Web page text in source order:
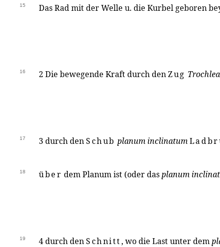
15 Das Rad mit der Welle u. die Kurbel geboren
16 2 Die bewegende Kraft durch denZug Trochlea
17 3 durch denSchub planum inclinatum
18 über dem Planum ist (oder dasplanum
19 4 durch denSchnitt, wo die Last unter dem